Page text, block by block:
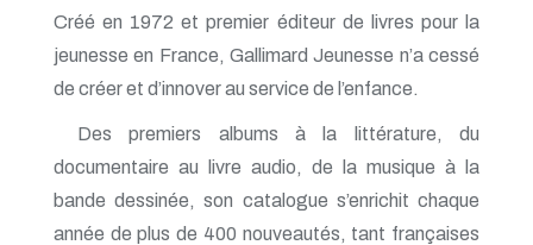
Créé en 1972 et premier éditeur de livres pour la
jeunesse en France, Gallimard Jeunesse n’a cessé
de créer et d’innover au service de l’enfance.
Des premiers albums à la littérature, du
documentaire au livre audio, de la musique à la
bande dessinée, son catalogue s’enrichit chaque
année de plus de 400 nouveautés, tant françaises